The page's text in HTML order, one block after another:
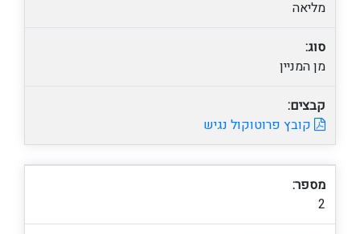
מליאה
סוג:
מן המניין
קבצים:
קובץ פרוטוקול נגיש
מספר:
2